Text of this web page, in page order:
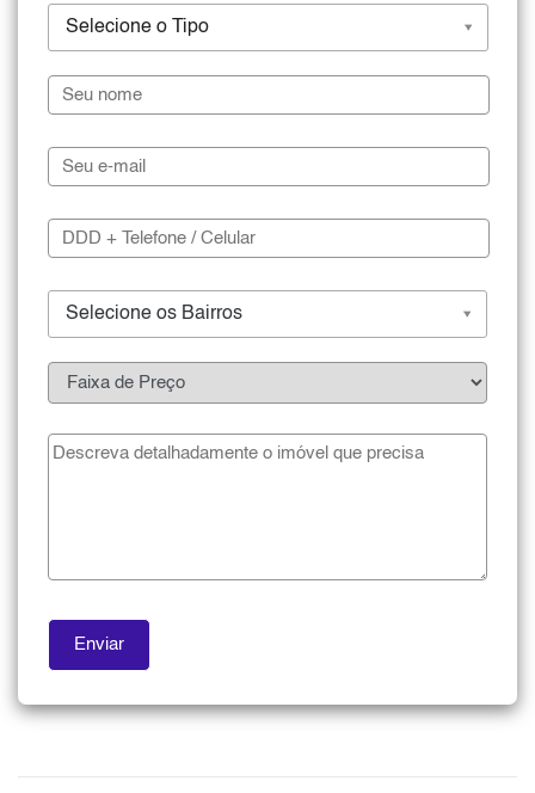
Selecione o Tipo
Selecione os Bairros